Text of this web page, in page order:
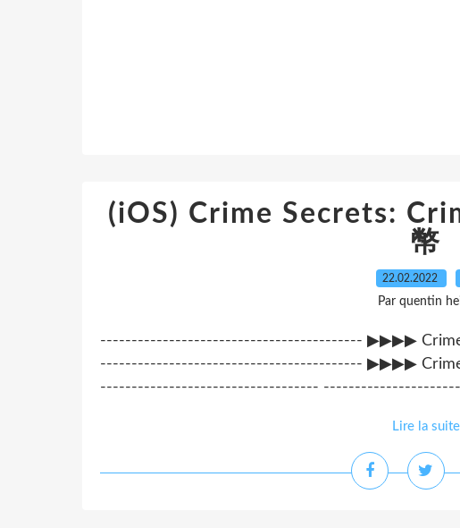
(iOS) Crime Secrets:
幣
22.02.2022
Par quentin
------------------------------------------ ▶▶▶▶ Crime
------------------------------------------ ▶▶▶▶ Crime
-----------------------------------
Lire la suite